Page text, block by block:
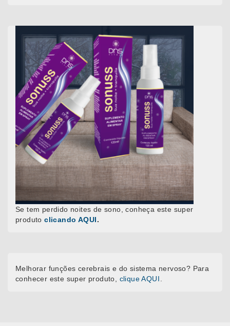
Se tem perdido noites de sono, conheça este super
produto clicando AQUI.
Melhorar funções cerebrais e do sistema nervoso? Para
conhecer este super produto, clique AQUI